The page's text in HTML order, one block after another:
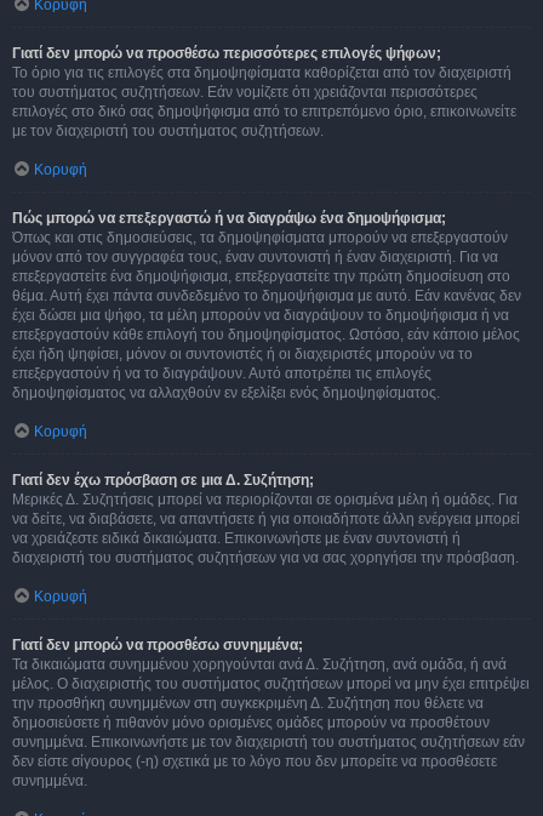
Κορυφή
Γιατί δεν μπορώ να προσθέσω περισσότερες επιλογές ψήφων;
Το όριο για τις επιλογές στα δημοψηφίσματα καθορίζεται από τον διαχειριστή
του συστήματος συζητήσεων. Εάν νομίζετε ότι χρειάζονται περισσότερες
επιλογές στο δικό σας δημοψήφισμα από το επιτρεπόμενο όριο, επικοινωνείτε
με τον διαχειριστή του συστήματος συζητήσεων.
Κορυφή
Πώς μπορώ να επεξεργαστώ ή να διαγράψω ένα δημοψήφισμα;
Όπως και στις δημοσιεύσεις, τα δημοψηφίσματα μπορούν να επεξεργαστούν
μόνον από τον συγγραφέα τους, έναν συντονιστή ή έναν διαχειριστή. Για να
επεξεργαστείτε ένα δημοψήφισμα, επεξεργαστείτε την πρώτη δημοσίευση στο
θέμα. Αυτή έχει πάντα συνδεδεμένο το δημοψήφισμα με αυτό. Εάν κανένας δεν
έχει δώσει μια ψήφο, τα μέλη μπορούν να διαγράψουν το δημοψήφισμα ή να
επεξεργαστούν κάθε επιλογή του δημοψηφίσματος. Ωστόσο, εάν κάποιο μέλος
έχει ήδη ψηφίσει, μόνον οι συντονιστές ή οι διαχειριστές μπορούν να το
επεξεργαστούν ή να το διαγράψουν. Αυτό αποτρέπει τις επιλογές
δημοψηφίσματος να αλλαχθούν εν εξελίξει ενός δημοψηφίσματος.
Κορυφή
Γιατί δεν έχω πρόσβαση σε μια Δ. Συζήτηση;
Μερικές Δ. Συζητήσεις μπορεί να περιορίζονται σε ορισμένα μέλη ή ομάδες. Για
να δείτε, να διαβάσετε, να απαντήσετε ή για οποιαδήποτε άλλη ενέργεια μπορεί
να χρειάζεστε ειδικά δικαιώματα. Επικοινωνήστε με έναν συντονιστή ή
διαχειριστή του συστήματος συζητήσεων για να σας χορηγήσει την πρόσβαση.
Κορυφή
Γιατί δεν μπορώ να προσθέσω συνημμένα;
Τα δικαιώματα συνημμένου χορηγούνται ανά Δ. Συζήτηση, ανά ομάδα, ή ανά
μέλος. Ο διαχειριστής του συστήματος συζητήσεων μπορεί να μην έχει επιτρέψει
την προσθήκη συνημμένων στη συγκεκριμένη Δ. Συζήτηση που θέλετε να
δημοσιεύσετε ή πιθανόν μόνο ορισμένες ομάδες μπορούν να προσθέτουν
συνημμένα. Επικοινωνήστε με τον διαχειριστή του συστήματος συζητήσεων εάν
δεν είστε σίγουρος (-η) σχετικά με το λόγο που δεν μπορείτε να προσθέσετε
συνημμένα.